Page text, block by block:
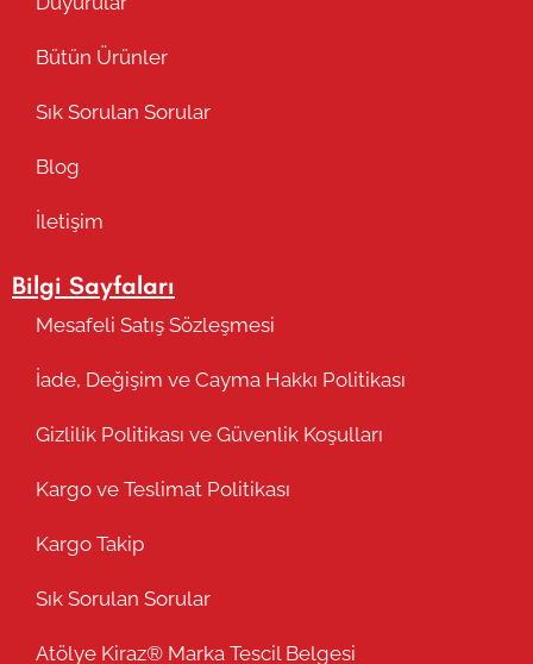
Bütün Ürünler
Sık Sorulan Sorular
Blog
İletişim
Bilgi Sayfaları
Mesafeli Satış Sözleşmesi
İade, Değişim ve Cayma Hakkı Politikası
Gizlilik Politikası ve Güvenlik Koşulları
Kargo ve Teslimat Politikası
Kargo Takip
Sık Sorulan Sorular
Atölye Kiraz® Marka Tescil Belgesi